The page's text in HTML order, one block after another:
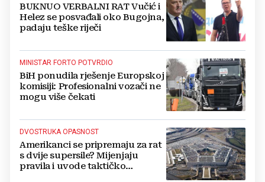
BUKNUO VERBALNI RAT Vučić i
Helez se posvađali oko Bugojna,
padaju teške riječi
MINISTAR FORTO POTVRDIO
BiH ponudila rješenje Europskoj
komisiji: Profesionalni vozači ne
mogu više čekati
DVOSTRUKA OPASNOST
Amerikanci se pripremaju za rat
s dvije supersile? Mijenjaju
pravila i uvode taktičko